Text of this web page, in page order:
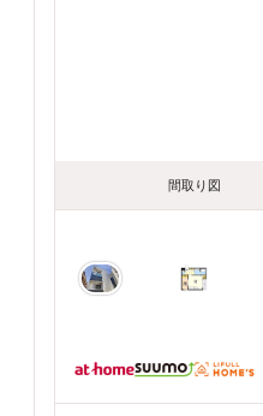
間取り図